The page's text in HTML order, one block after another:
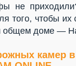
не
того, чтобы
общем доме —
камер в